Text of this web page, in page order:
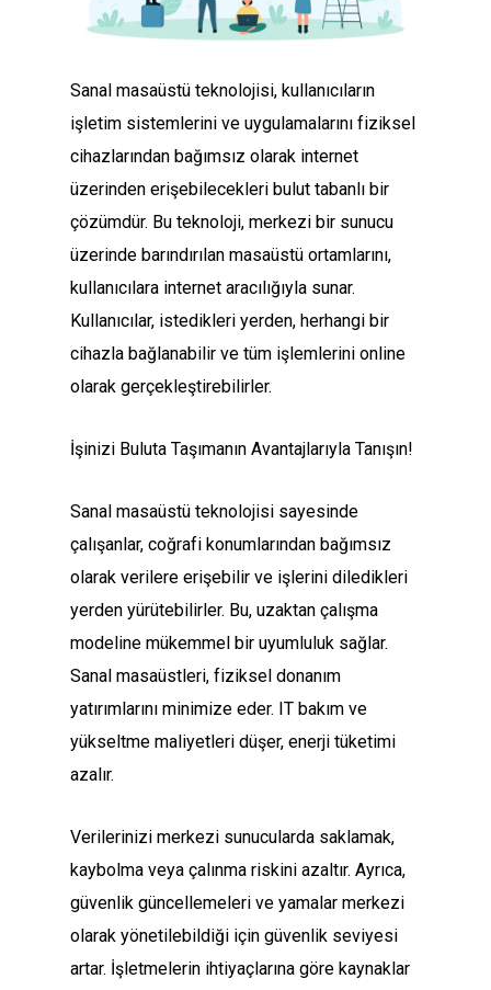
Sanal masaüstü teknolojisi, kullanıcıların
işletim sistemlerini ve uygulamalarını fiziksel
cihazlarından bağımsız olarak internet
üzerinden erişebilecekleri bulut tabanlı bir
çözümdür. Bu teknoloji, merkezi bir sunucu
üzerinde barındırılan masaüstü ortamlarını,
kullanıcılara internet aracılığıyla sunar.
Kullanıcılar, istedikleri yerden, herhangi bir
cihazla bağlanabilir ve tüm işlemlerini online
olarak gerçekleştirebilirler.
İşinizi Buluta Taşımanın Avantajlarıyla Tanışın!
Sanal masaüstü teknolojisi sayesinde
çalışanlar, coğrafi konumlarından bağımsız
olarak verilere erişebilir ve işlerini diledikleri
yerden yürütebilirler. Bu, uzaktan çalışma
modeline mükemmel bir uyumluluk sağlar.
Sanal masaüstleri, fiziksel donanım
yatırımlarını minimize eder. IT bakım ve
yükseltme maliyetleri düşer, enerji tüketimi
azalır.
Verilerinizi merkezi sunucularda saklamak,
kaybolma veya çalınma riskini azaltır. Ayrıca,
güvenlik güncellemeleri ve yamalar merkezi
olarak yönetilebildiği için güvenlik seviyesi
artar. İşletmelerin ihtiyaçlarına göre kaynaklar